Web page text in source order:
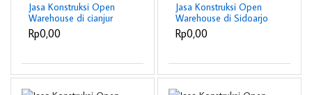
Jasa Konstruksi Open
Warehouse di cianjur
berpengalaman
Rp0,00
Jasa Konstruksi Open
Warehouse di Sidoarjo
berpengalaman
Rp0,00